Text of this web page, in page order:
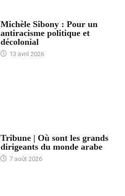
Michèle Sibony : Pour un
antiracisme politique et
décolonial
13 avril 2026
Tribune | Où sont les grands
dirigeants du monde arabe
7 août 2026